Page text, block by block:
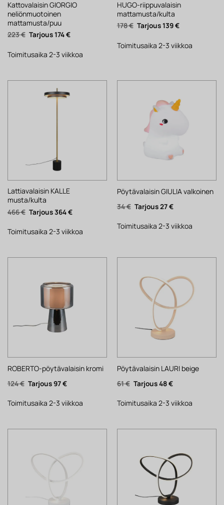
Kattovalaisin GIORGIO
neliönmuotoinen
mattamusta/puu
223€ Alkuperäinen
hinta
223 €.
174€Nykyinen
174 €.
Toimitusaika 2-3 viikkoa
HUGO-riippuvalaisin
mattamusta/kulta
178€ Alkuperäinen
hinta
178 €.
139€Nykyinen
139 €.
Toimitusaika 2-3 viikkoa
Lattiavalaisin KALLE
musta/kulta
466€ Alkuperäinen
hinta
466 €.
364€Nykyinen
364 €.
Toimitusaika 2-3 viikkoa
Pöytävalaisin GIULIA valkoinen
34€ Alkuperäinen
hinta
34 €.
27€Nykyinen
27 €.
Toimitusaika 2-3 viikkoa
ROBERTO-pöytävalaisin kromi
124€ Alkuperäinen
hinta
124 €.
97€Nykyinen
97 €.
Toimitusaika 2-3 viikkoa
Pöytävalaisin LAURI beige
61€ Alkuperäinen
hinta
61 €.
48€Nykyinen
48 €.
Toimitusaika 2-3 viikkoa